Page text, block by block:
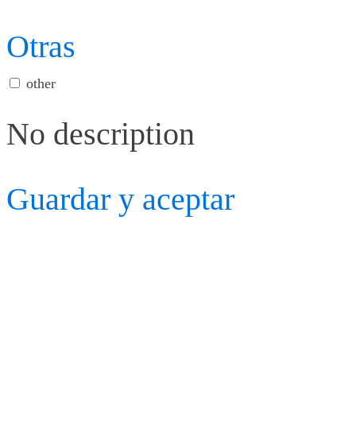
Otras
other
No description
Guardar y aceptar